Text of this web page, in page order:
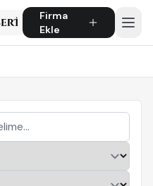
Firma
Ekle